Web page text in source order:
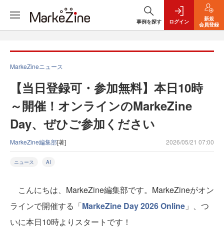
事例を探す ログイン
新規
会員登録
MarkeZineニュース
【当日登録可・参加無料】本日10時
～開催！オンラインのMarkeZine
Day、ぜひご参加ください
MarkeZine編集部[著] 2026/05/21 07:00
ニュース AI
こんにちは、MarkeZine編集部です。MarkeZineがオン
ラインで開催する「MarkeZine Day 2026 Online 」、つ
いに本日10時よりスタートです！